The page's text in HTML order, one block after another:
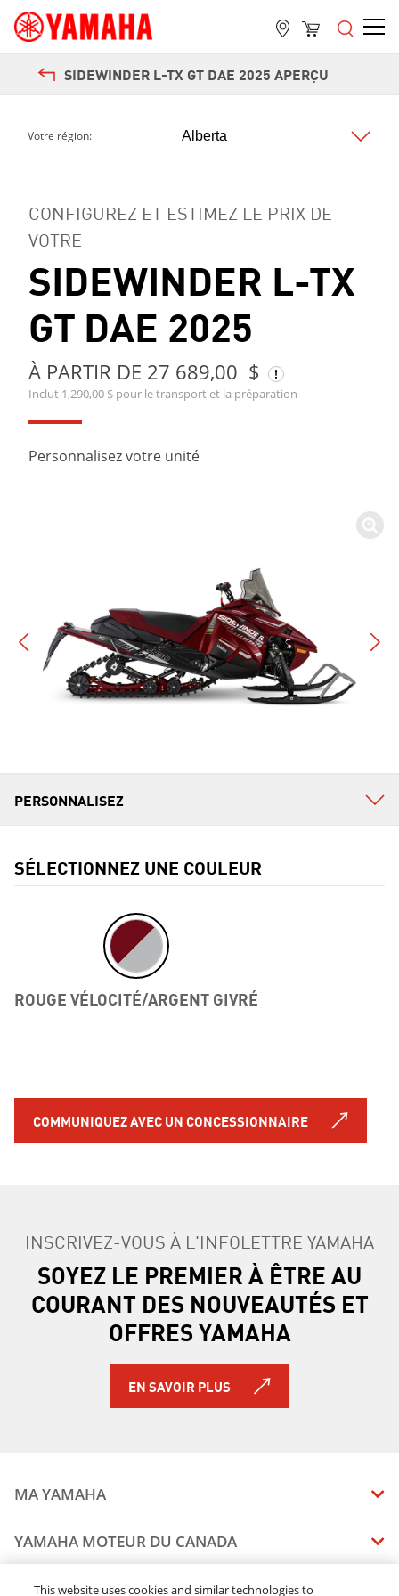
SIDEWINDER L-TX GT DAE 2025 APERÇU
Votre région:
CONFIGUREZ ET ESTIMEZ LE PRIX DE
VOTRE
SIDEWINDER L-TX
GT DAE 2025
À PARTIR DE 27 689,00 $
Inclut 1,290,00 $ pour le transport et la préparation
Personnalisez votre unité
Previous
SÉLECTIONNEZ UNE COULEUR
ROUGE VÉLOCITÉ/ARGENT GIVRÉ
COMMUNIQUEZ AVEC UN CONCESSIONNAIRE
INSCRIVEZ-VOUS À L'INFOLETTRE YAMAHA
SOYEZ LE PREMIER À ÊTRE AU
COURANT DES NOUVEAUTÉS ET
OFFRES YAMAHA
EN SAVOIR PLUS
MA YAMAHA
MANUELS
ÉTAT DES RAPPELS DE VOTRE VÉHICULE
YAMAHA MOTEUR DU CANADA
CONCESSIONNAIRES
This website uses cookies and similar technologies to